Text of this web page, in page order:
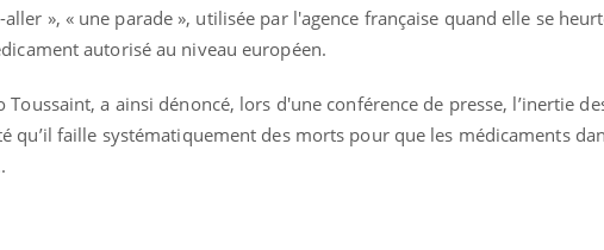
», « une parade », utilisée par l'agence française quand elle se
autorisé au niveau européen.
Toussaint, a ainsi dénoncé, lors d'une conférence de presse, l’inertie
qu’il faille systématiquement des morts pour que les médicaments